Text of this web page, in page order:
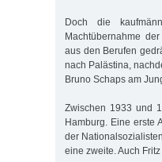
Doch die
Machtübernahme
aus den Berufen
nach Palästina,
Bruno Schaps am
Zwischen 1933 und
Hamburg. Eine erste
der
eine zweite. Auch